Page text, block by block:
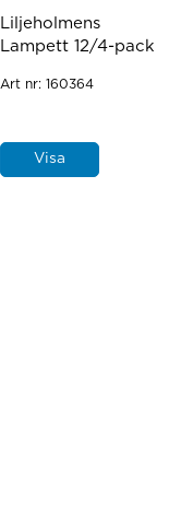
Liljeholmens
Lampett 12/4-pack
Art nr: 160364
Visa